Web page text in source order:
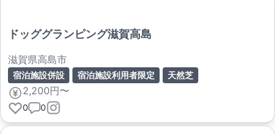
ドッググランピング滋賀高島
滋賀県高島市
宿泊施設併設 宿泊施設利用者限定 天然芝
2,200円〜
0 0